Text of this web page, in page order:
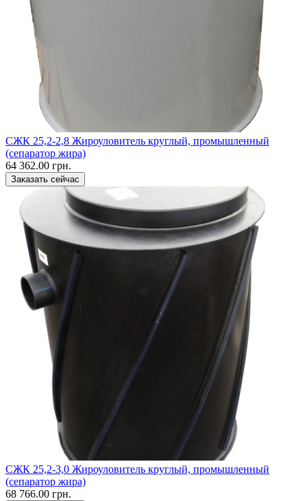
CЖК 25,2-2,8 Жироуловитель круглый, промышленный
(сепаратор жира)
64 362.00 грн.
Заказать сейчас
CЖК 25,2-3,0 Жироуловитель круглый, промышленный
(сепаратор жира)
68 766.00 грн.